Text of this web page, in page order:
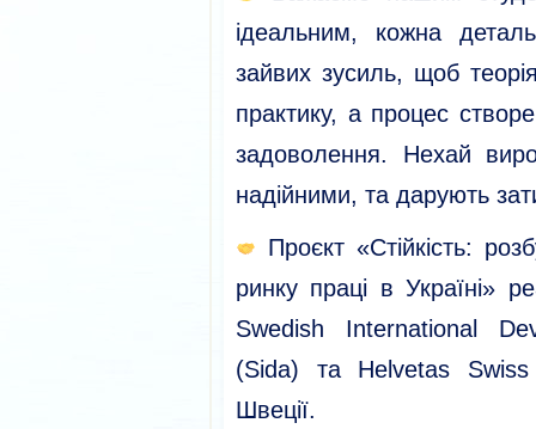
ідеальним, кожна
зайвих зусиль, щоб
практику, а процес
задоволення. Нехай
надійними, та дарують
Проєкт «Стійкість:
ринку праці в Україні»
Swedish International
(Sida) та Helvetas Swiss
Швеції.